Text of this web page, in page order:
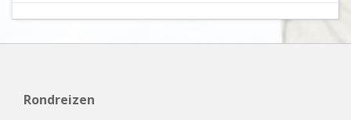
Rondreizen